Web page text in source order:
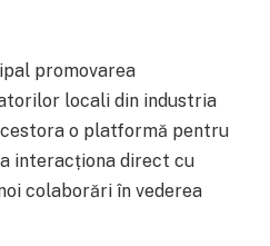
promovarea
locali din industria
o platformă pentru
interacționa direct cu
colaborări în vederea